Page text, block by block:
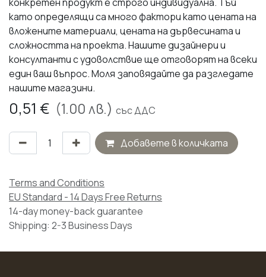
като определящи са много фактори като цената на
вложените материали, цената на дървесината и
сложността на проекта. Нашите дизайнери и
консултанти с удоволствие ще отговорят на всеки
един ваш въпрос. Моля заповядайте да разгледате
нашите магазини.
0,51 € (1.00лв.) със ДДС
Добавете в количката
Terms and Conditions
EU Standard - 14 Days Free Returns
14-day money-back guarantee
Shipping: 2-3 Business Days